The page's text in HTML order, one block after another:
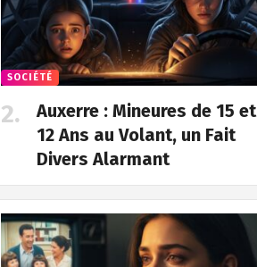
SOCIÉTÉ
Auxerre : Mineures de 15 et
12 Ans au Volant, un Fait
Divers Alarmant